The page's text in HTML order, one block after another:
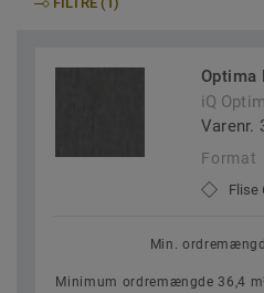
Optima
iQ
Varenr.
Format
Flise
Min.
Minimum ordremængde 36,4